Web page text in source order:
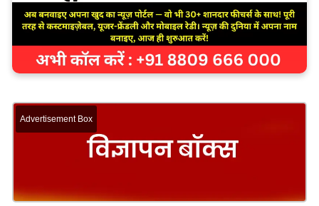
Advertisement Box